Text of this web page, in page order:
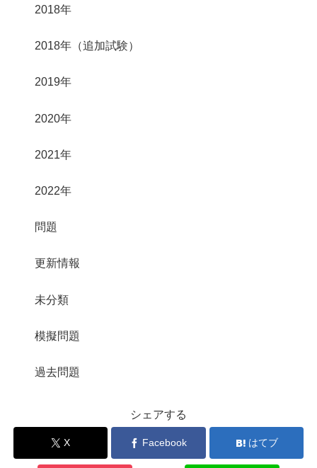
2018年
2018年（追加試験）
2019年
2020年
2021年
2022年
問題
更新情報
未分類
模擬問題
過去問題
シェアする
X Facebook はてブ